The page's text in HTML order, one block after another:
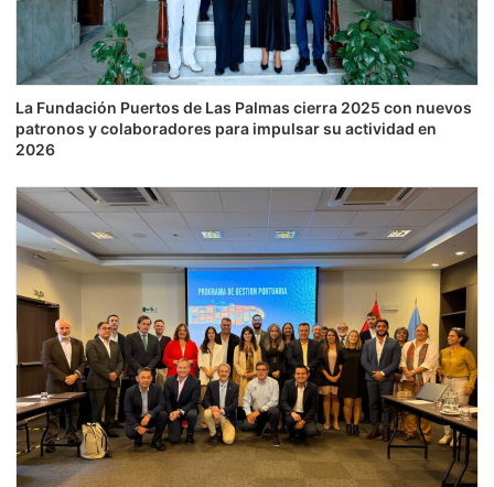
La Fundación Puertos de Las Palmas cierra 2025 con nuevos
patronos y colaboradores para impulsar su actividad en
2026